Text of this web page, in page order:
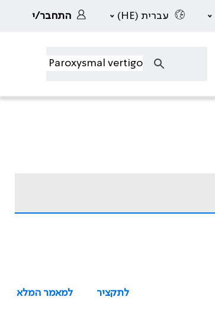
עברית (HE) התחבר/י
לתקציר
למאמר המלא